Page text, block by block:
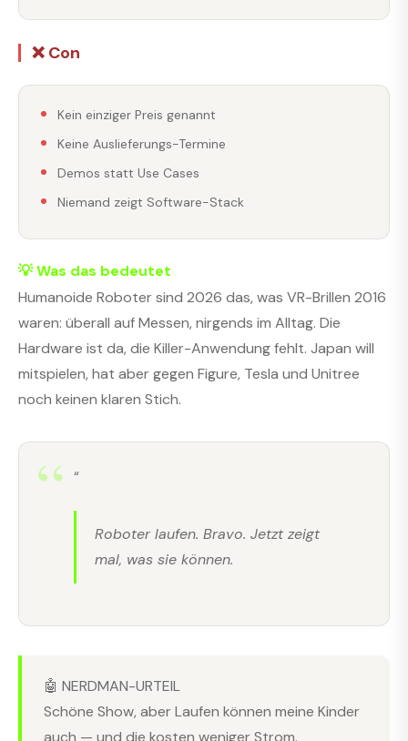
❌ Con
Kein einziger Preis genannt
Keine Auslieferungs-Termine
Demos statt Use Cases
Niemand zeigt Software-Stack
💡 Was das bedeutet
Humanoide Roboter sind 2026 das, was VR-Brillen 2016
waren: überall auf Messen, nirgends im Alltag. Die
Hardware ist da, die Killer-Anwendung fehlt. Japan will
mitspielen, hat aber gegen Figure, Tesla und Unitree
noch keinen klaren Stich.
“
Roboter laufen. Bravo. Jetzt zeigt
mal, was sie können.
🤖 NERDMAN-URTEIL
Schöne Show, aber Laufen können meine Kinder
auch — und die kosten weniger Strom.